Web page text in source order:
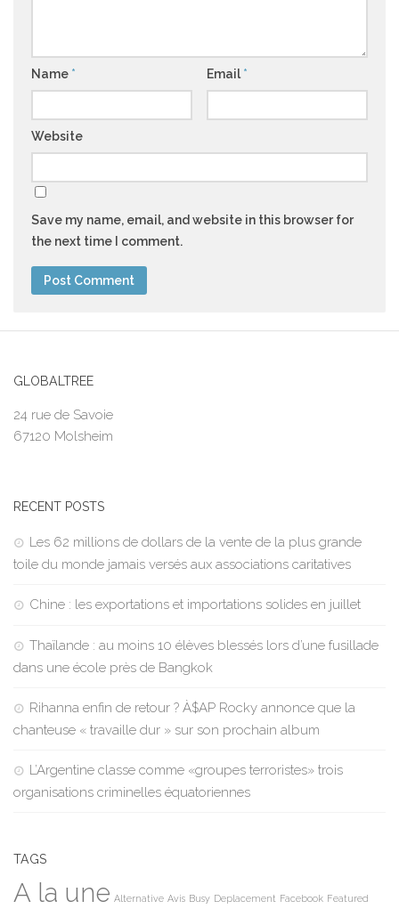
Name * Email *
Website
Save my name, email, and website in this browser for
the next time I comment.
GLOBALTREE
24 rue de Savoie
67120 Molsheim
RECENT POSTS
Les 62 millions de dollars de la vente de la plus grande
toile du monde jamais versés aux associations caritatives
Chine : les exportations et importations solides en juillet
Thaïlande : au moins 10 élèves blessés lors d’une fusillade
dans une école près de Bangkok
Rihanna enfin de retour ? À$AP Rocky annonce que la
chanteuse « travaille dur » sur son prochain album
L’Argentine classe comme «groupes terroristes» trois
organisations criminelles équatoriennes
TAGS
A la une Alternative Avis Busy Deplacement Facebook Featured